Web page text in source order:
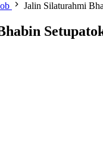
Jalin Silaturahmi